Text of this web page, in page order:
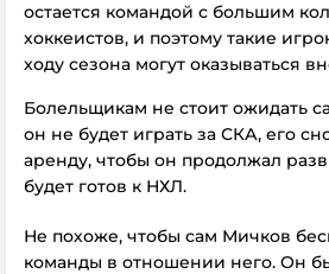
остается командой с большим
хоккеистов, и поэтому такие
ходу сезона могут оказываться
Болельщикам не стоит ожидать
он не будет играть за СКА, его
аренду, чтобы он продолжал
будет готов к НХЛ.
Не похоже, чтобы сам Мичков
команды в отношении него. Он